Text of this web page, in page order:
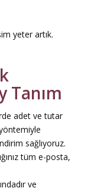
yeter artık.
Tanım
adet ve tutar
sağlıyoruz.
tüm e-posta,
ve